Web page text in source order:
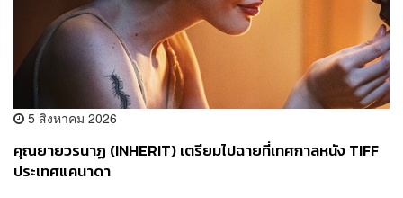
5 สิงหาคม 2026
คุณยายวรนาฏ (INHERIT) เตรียมไปฉายที่เทศกาลหนัง TIFF
ประเทศแคนาดา